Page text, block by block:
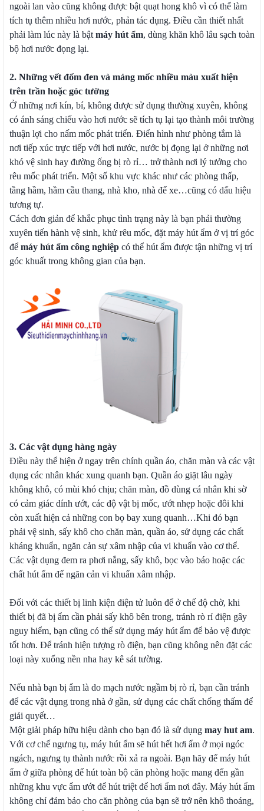
ngoài lan vào cũng không được bật quạt hong khô vì có thể làm
tích tụ thêm nhiều hơi nước, phản tác dụng. Điều cần thiết nhất
phải làm lúc này là bật máy hút ẩm, dùng khăn khô lâu sạch toàn
bộ hơi nước đọng lại.
2. Những vết đốm đen và mảng mốc nhiều màu xuất hiện
trên trần hoặc góc tường
Ở những nơi kín, bí, không được sử dụng thường xuyên, không
có ánh sáng chiếu vào hơi nước sẽ tích tụ lại tạo thành môi trường
thuận lợi cho nấm mốc phát triển. Điển hình như phòng tắm là
nơi tiếp xúc trực tiếp với hơi nước, nước bị đọng lại ở những nơi
khó vệ sinh hay đường ống bị rò rỉ… trở thành nơi lý tưởng cho
rêu mốc phát triển. Một số khu vực khác như các phòng thấp,
tầng hầm, hầm cầu thang, nhà kho, nhà để xe…cũng có dấu hiệu
tương tự.
Cách đơn giản để khắc phục tình trạng này là bạn phải thường
xuyên tiến hành vệ sinh, khử rêu mốc, đặt máy hút ẩm ở vị trí góc
để máy hút ẩm công nghiệp có thể hút ẩm được tận những vị trí
góc khuất trong không gian của bạn.
3. Các vật dụng hàng ngày
Điều này thể hiện ở ngay trên chính quần áo, chăn màn và các vật
dụng các nhân khác xung quanh bạn. Quần áo giặt lâu ngày
không khô, có mùi khó chịu; chăn màn, đồ dùng cá nhân khi sờ
có cảm giác dính ướt, các độ vật bị mốc, ướt nhẹp hoặc đôi khi
còn xuất hiện cả những con bọ bay xung quanh…Khi đó bạn
phải vệ sinh, sấy khô cho chăn màn, quần áo, sử dụng các chất
kháng khuẩn, ngăn cản sự xâm nhập của vi khuẩn vào cơ thể.
Các vật dụng đem ra phơi nắng, sấy khô, bọc vào báo hoặc các
chất hút ẩm để ngăn cản vi khuẩn xâm nhập.
Đối với các thiết bị linh kiện điện tử luôn để ở chế độ chờ, khi
thiết bị đã bị ẩm cần phải sấy khô bên trong, tránh rò rỉ điện gây
nguy hiểm, bạn cũng có thể sử dụng máy hút ẩm để bảo vệ được
tốt hơn. Để tránh hiện tượng rò điện, bạn cũng không nên đặt các
loại này xuống nền nha hay kê sát tường.
Nếu nhà bạn bị ẩm là do mạch nước ngầm bị rò rỉ, bạn cần tránh
để các vật dụng trong nhà ở gần, sử dụng các chất chống thấm để
giải quyết…
Một giải pháp hữu hiệu dành cho bạn đó là sử dụng may hut am.
Với cơ chế ngưng tụ, máy hút ẩm sẽ hút hết hơi ẩm ở mọi ngóc
ngách, ngưng tụ thành nước rồi xả ra ngoài. Bạn hãy để máy hút
ẩm ở giữa phòng để hút toàn bộ căn phòng hoặc mang đến gần
những khu vực ẩm ướt để hút triệt để hơi ẩm nơi đây. Máy hút ẩm
không chỉ đảm bảo cho căn phòng của bạn sẽ trở nên khô thoáng,